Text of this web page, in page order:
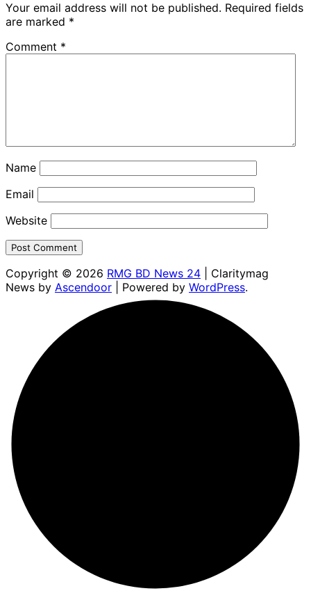
Your email address will not be published. Required fields
are marked *
Comment *
Name
Email
Website
Copyright © 2026 RMG BD News 24 | Claritymag
News by Ascendoor | Powered by WordPress.